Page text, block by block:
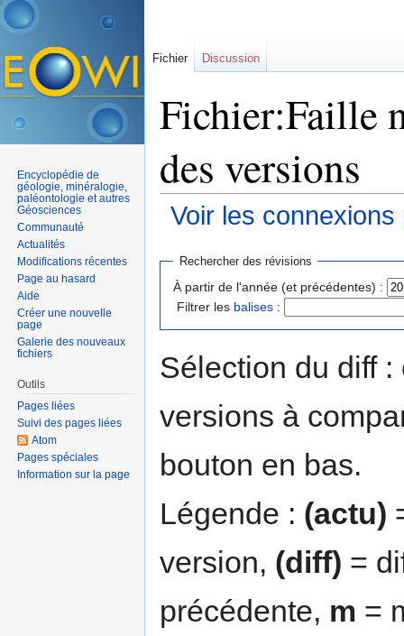
Fichier:Faille
des versions
Voir les
Rechercher des révisions
À partir de l'année (et précédentes) :
Filtrer les balises :
Sélection du diff
versions à
bouton en bas.
Légende : (actu)
version, (diff) =
précédente, m =
Fichier Discussion
Encyclopédie de
géologie, minéralogie,
paléontologie et autres
Géosciences
Communauté
Actualités
Modifications récentes
Page au hasard
Aide
Créer une nouvelle
page
Galerie des nouveaux
fichiers
Outils
Pages liées
Suivi des pages liées
Atom
Pages spéciales
Information sur la page